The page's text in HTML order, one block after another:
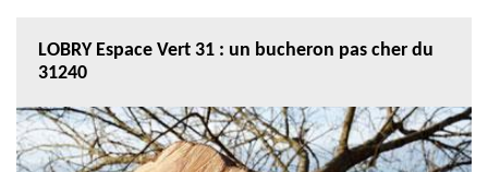
LOBRY Espace Vert 31 : un bucheron pas cher du
31240